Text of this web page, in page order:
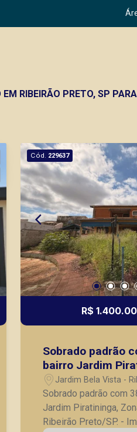
RIBEIRÃO PRETO, SP
Cód. 229637
R$
Sobrado padrão
bairro Jardim
Oeste de
Jardim Bela Vista -
Sobrado padrão com
Jardim Piratininga,
Ribeirão Preto/SP. - Imóvel com 3